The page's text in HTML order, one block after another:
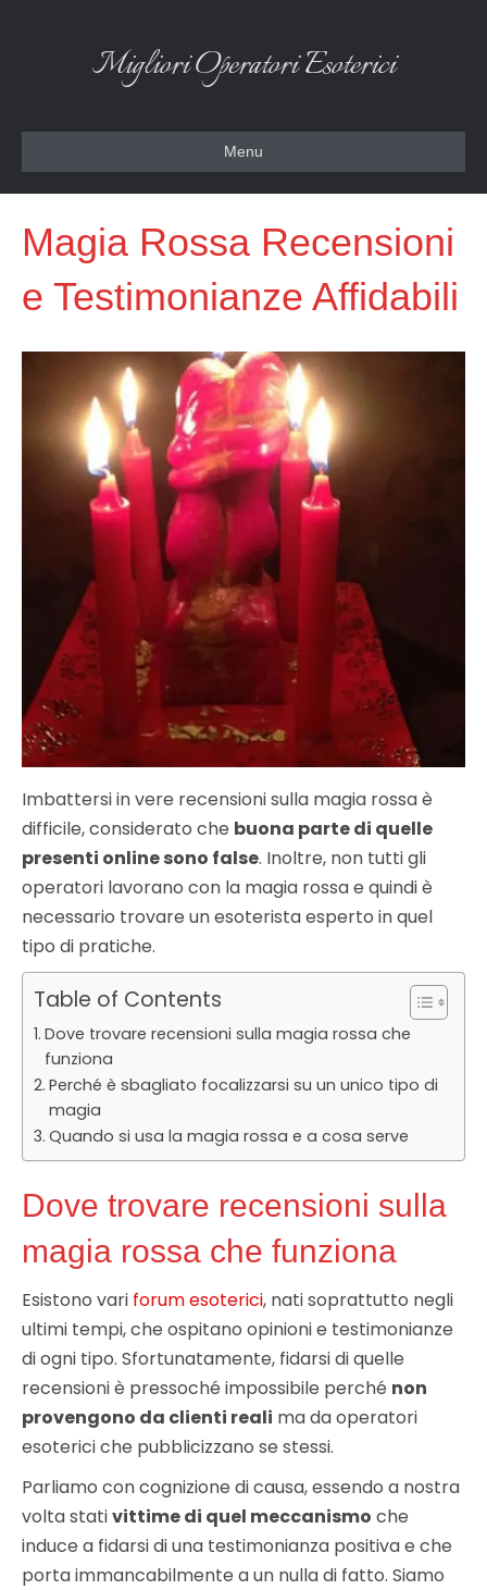
Migliori Operatori Esoterici
Menu
Magia Rossa Recensioni
e Testimonianze Affidabili
Imbattersi in vere recensioni sulla magia rossa è
difficile, considerato che buona parte di quelle
presenti online sono false. Inoltre, non tutti gli
operatori lavorano con la magia rossa e quindi è
necessario trovare un esoterista esperto in quel
tipo di pratiche.
Table of Contents
Dove trovare recensioni sulla magia rossa che
funziona
Perché è sbagliato focalizzarsi su un unico tipo di
magia
Quando si usa la magia rossa e a cosa serve
Dove trovare recensioni sulla
magia rossa che funziona
Esistono vari forum esoterici, nati soprattutto negli
ultimi tempi, che ospitano opinioni e testimonianze
di ogni tipo. Sfortunatamente, fidarsi di quelle
recensioni è pressoché impossibile perché non
provengono da clienti reali ma da operatori
esoterici che pubblicizzano se stessi.
Parliamo con cognizione di causa, essendo a nostra
volta stativittime di quel meccanismo che
induce a fidarsi di una testimonianza positiva e che
porta immancabilmente a un nulla di fatto. Siamo